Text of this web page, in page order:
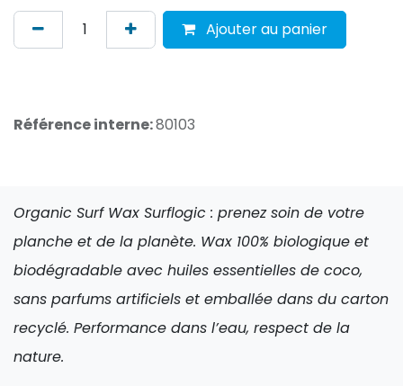
Ajouter au panier
Référence interne:80103
Organic Surf Wax Surflogic : prenez soin de votre
planche et de la planète. Wax 100% biologique et
biodégradable avec huiles essentielles de coco,
sans parfums artificiels et emballée dans du carton
recyclé. Performance dans l’eau, respect de la
nature.